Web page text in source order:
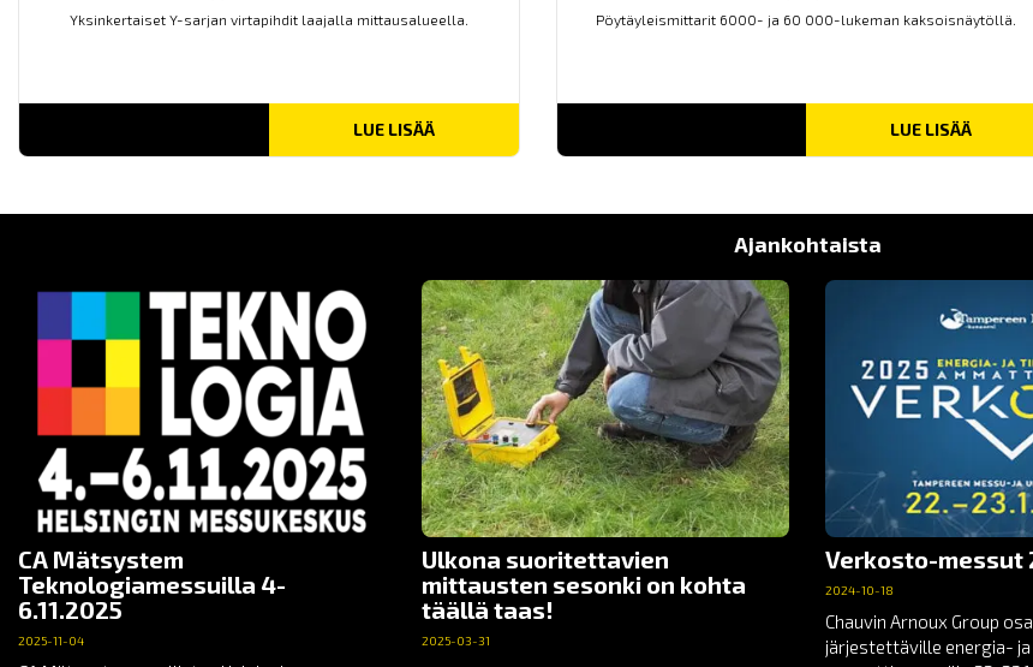
Yksinkertaiset Y-sarjan virtapihdit laajalla mittausalueella.
LUE LISÄÄ
Pöytäyleismittarit 6000- ja 60 000-lukeman kaksoisnäytöllä.
LUE LISÄÄ
Ajankohtaista
CA Mätsystem
Teknologiamessuilla 4-
6.11.2025
2025-11-04
Ulkona suoritettavien
mittausten sesonki on kohta
täällä taas!
2025-03-31
Verkosto-messut
2024-10-18
Chauvin Arnoux Group
järjestettäville energia-